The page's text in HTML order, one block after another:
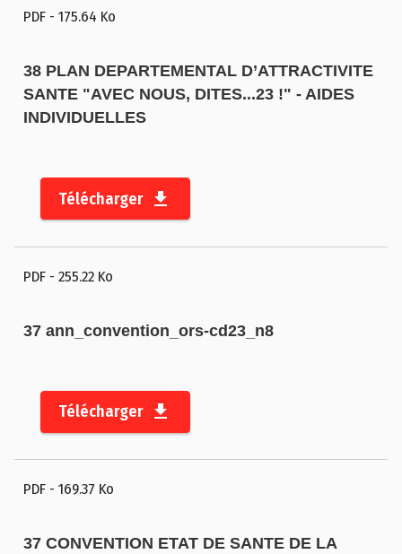
PDF - 175.64 Ko
38 PLAN DEPARTEMENTAL D’ATTRACTIVITE
SANTE "AVEC NOUS, DITES...23 !" - AIDES
INDIVIDUELLES
Télécharger
PDF - 255.22 Ko
37 ann_convention_ors-cd23_n8
Télécharger
PDF - 169.37 Ko
37 CONVENTION ETAT DE SANTE DE LA